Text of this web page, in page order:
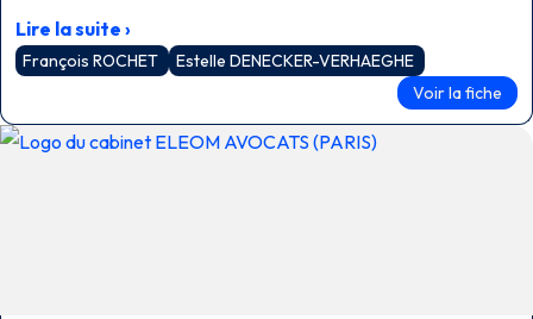
Lire la suite ›
François ROCHET
Estelle DENECKER-VERHAEGHE
Voir la fiche